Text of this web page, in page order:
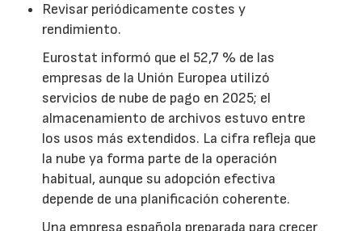
Revisar periódicamente costes y
rendimiento.
Eurostat informó que el 52,7 % de las
empresas de la Unión Europea utilizó
servicios de nube de pago en 2025; el
almacenamiento de archivos estuvo entre
los usos más extendidos. La cifra refleja que
la nube ya forma parte de la operación
habitual, aunque su adopción efectiva
depende de una planificación coherente.
Una empresa española preparada para crecer